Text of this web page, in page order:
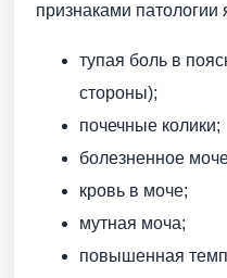
признаками патологии
тупая боль в
стороны);
почечные колики;
болезненное
кровь в моче;
мутная моча;
повышенная